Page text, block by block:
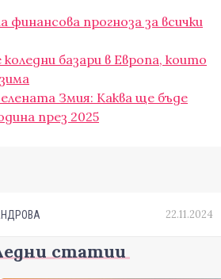
прогнозa за всички
базари в Европа, които
Змия: Каква ще бъде
през 2025
22.11.2024
статии